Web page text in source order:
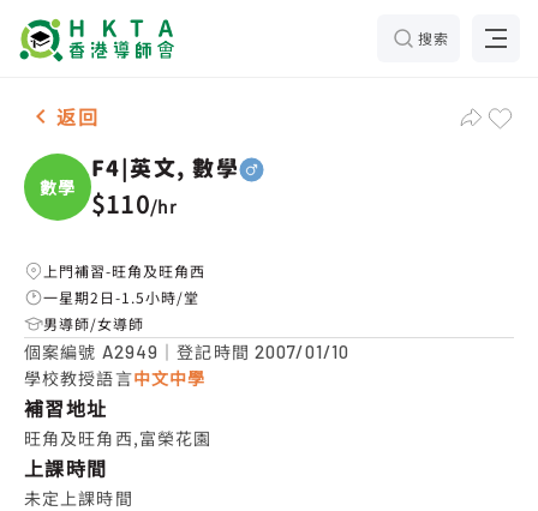
搜索
男-1名 F4|英文, 數學，旺角及旺角西 補習推介
返回
數學
F4|英文, 數學
$110/hr
上門補習-旺角及旺角西
一星期2日-1.5小時/堂
男導師/女導師
個案編號 A2949 ｜登記時間 2007/01/10
學校教授語言中文中學
補習地址
旺角及旺角西,富榮花園
上課時間
未定上課時間